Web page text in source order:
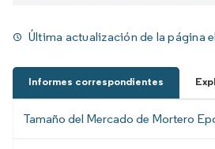
Última actualización de la página
Informes correspondientes
Tamaño del Mercado de Mortero